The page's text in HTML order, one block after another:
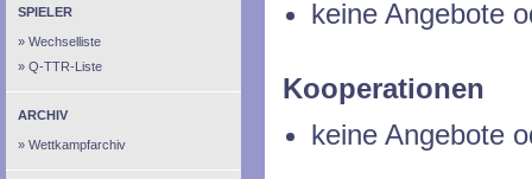
SPIELER
Wechselliste
Q-TTR-Liste
ARCHIV
Wettkampfarchiv
keine Angebote
Kooperationen
keine Angebote